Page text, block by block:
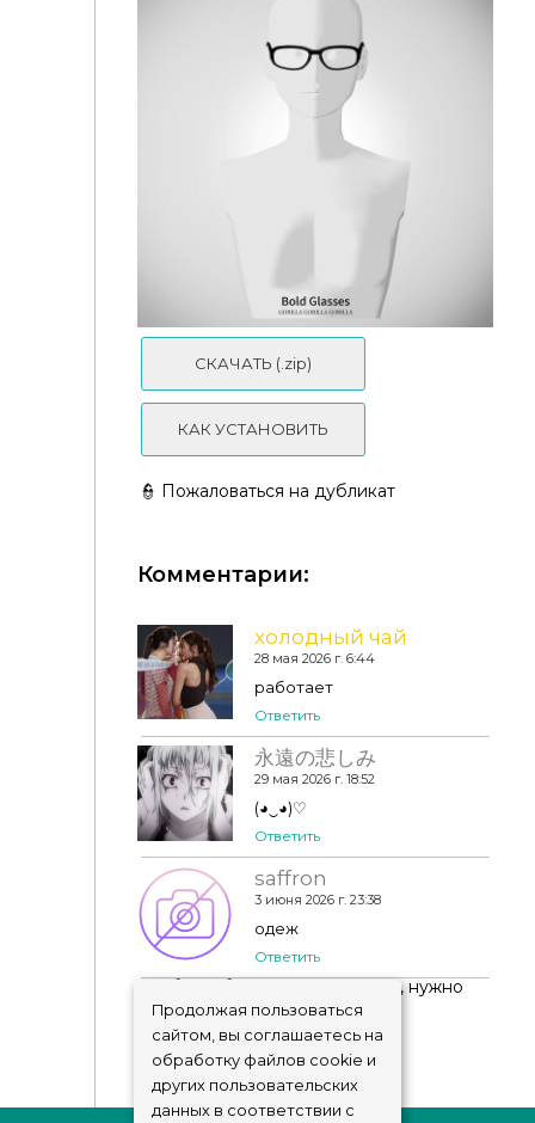
Bold Glasses
СКАЧАТЬ (.zip)
КАК УСТАНОВИТЬ
👮 Пожаловаться на дубликат
Комментарии:
холодный чай
28 мая 2026 г. 6:44
работает
Ответить
永遠の悲しみ
29 мая 2026 г. 18:52
(◕‿◕)♡
Ответить
saffron
3 июня 2026 г. 23:38
одеж
Ответить
Чтобы добавить комментарий, нужно
авторизоваться!
Продолжая пользоваться
сайтом, вы соглашаетесь на
обработку файлов cookie и
других пользовательских
данных в соответствии с